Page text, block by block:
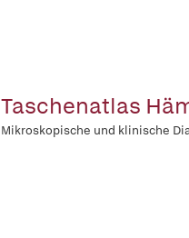
Taschenatlas
Mikroskopische und klinische